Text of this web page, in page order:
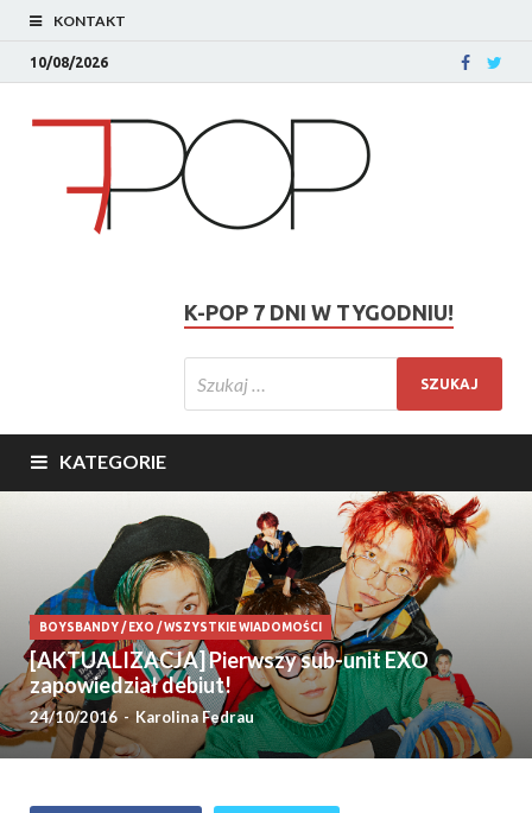
KONTAKT
10/08/2026
K-POP 7 DNI W TYGODNIU!
KATEGORIE
BOYSBANDY/ EXO /WSZYSTKIE WIADOMOŚCI
[AKTUALIZACJA] Pierwszy sub-unit EXO
zapowiedział debiut!
24/10/2016 - Karolina Fedrau